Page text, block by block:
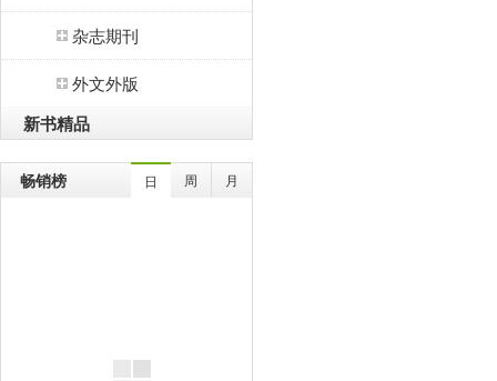
杂志期刊
外文外版
新书精品
畅销榜 日 周 月